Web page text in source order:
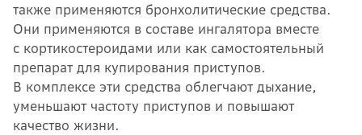
также применяются бронхолитические средства.
Они применяются в составе ингалятора вместе
с кортикостероидами или как самостоятельный
препарат для купирования приступов.
В комплексе эти средства облегчают дыхание,
уменьшают частоту приступов и повышают
качество жизни.